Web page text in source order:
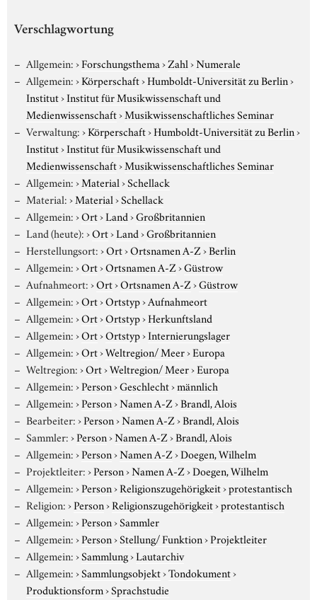
Verschlagwortung
Allgemein:›Forschungsthema›Zahl›Numerale
Allgemein:›Körperschaft›Humboldt-Universität zu Berlin›
Institut›Institut für Musikwissenschaft und
Medienwissenschaft›Musikwissenschaftliches Seminar
Verwaltung:›Körperschaft›Humboldt-Universität zu Berlin›
Institut›Institut für Musikwissenschaft und
Medienwissenschaft›Musikwissenschaftliches Seminar
Allgemein:›Material›Schellack
Material:›Material›Schellack
Allgemein:›Ort›Land›Großbritannien
Land (heute):›Ort›Land›Großbritannien
Herstellungsort:›Ort›Ortsnamen A-Z›Berlin
Allgemein:›Ort›Ortsnamen A-Z›Güstrow
Aufnahmeort:›Ort›Ortsnamen A-Z›Güstrow
Allgemein:›Ort›Ortstyp›Aufnahmeort
Allgemein:›Ort›Ortstyp›Herkunftsland
Allgemein:›Ort›Ortstyp›Internierungslager
Allgemein:›Ort›Weltregion/ Meer›Europa
Weltregion:›Ort›Weltregion/ Meer›Europa
Allgemein:›Person›Geschlecht›männlich
Allgemein:›Person›Namen A-Z›Brandl, Alois
Bearbeiter:›Person›Namen A-Z›Brandl, Alois
Sammler:›Person›Namen A-Z›Brandl, Alois
Allgemein:›Person›Namen A-Z›Doegen, Wilhelm
Projektleiter:›Person›Namen A-Z›Doegen, Wilhelm
Allgemein:›Person›Religionszugehörigkeit›protestantisch
Religion:›Person›Religionszugehörigkeit›protestantisch
Allgemein:›Person›Sammler
Allgemein:›Person›Stellung/ Funktion›Projektleiter
Allgemein:›Sammlung›Lautarchiv
Allgemein:›Sammlungsobjekt›Tondokument›
Produktionsform›Sprachstudie